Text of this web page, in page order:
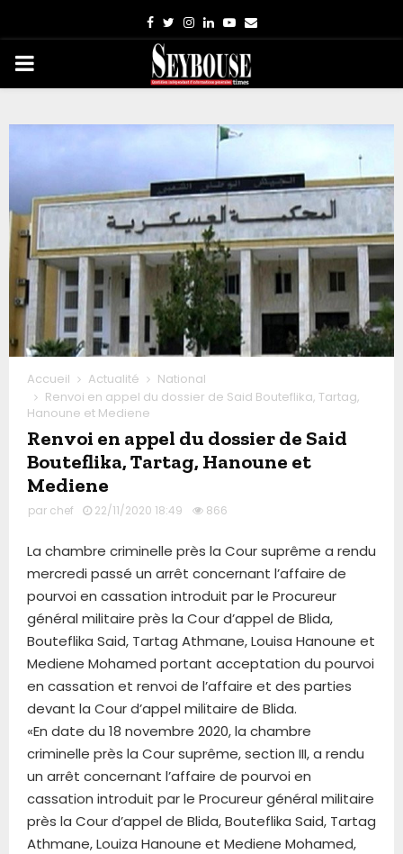
Facebook
TwitterInstagram
LinkedinYoutube
Email
PRIMARY
Accueil Actualité
National
Renvoi en appel du dossier de Said Bouteflika, Tartag,
Hanoune et Mediene
Renvoi en appel du dossier de Said
Bouteflika, Tartag, Hanoune et
Mediene
par chef 22/11/2020 18:49 866
La chambre criminelle près la Cour suprême a rendu
mercredi passé un arrêt concernant l’affaire de
pourvoi en cassation introduit par le Procureur
général militaire près la Cour d’appel de Blida,
Bouteflika Said, Tartag Athmane, Louisa Hanoune et
Mediene Mohamed portant acceptation du pourvoi
en cassation et renvoi de l’affaire et des parties
devant la Cour d’appel militaire de Blida.
«En date du 18 novembre 2020, la chambre
criminelle près la Cour suprême, section III, a rendu
un arrêt concernant l’affaire de pourvoi en
cassation introduit par le Procureur général militaire
près la Cour d’appel de Blida, Bouteflika Said, Tartag
Athmane, Louiza Hanoune et Mediene Mohamed,